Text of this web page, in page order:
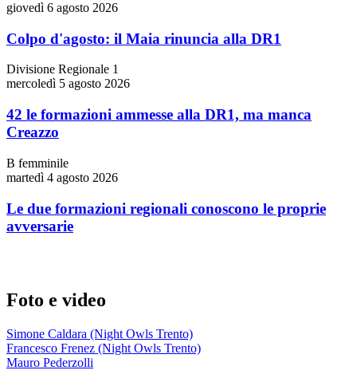
giovedì 6 agosto 2026
Colpo d'agosto: il Maia rinuncia alla DR1
Divisione Regionale 1
mercoledì 5 agosto 2026
42 le formazioni ammesse alla DR1, ma manca
Creazzo
B femminile
martedì 4 agosto 2026
Le due formazioni regionali conoscono le proprie
avversarie
Foto e video
Simone Caldara (Night Owls Trento)
Francesco Frenez (Night Owls Trento)
Mauro Pederzolli